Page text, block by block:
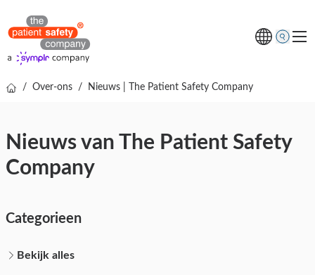
Kenniscentrum
Over ons
/ Over-ons / Nieuws | The Patient Safety Company
Nieuws van The Patient Safety
Company
Categorieen
Bekijk alles